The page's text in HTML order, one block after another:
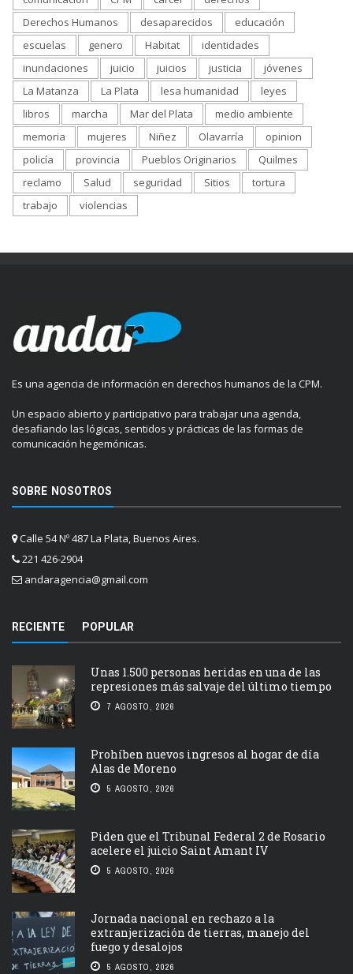
Derechos Humanos
desaparecidos
educación
escuelas
genero Habitat
identidades
inundaciones
juicio juicios justicia
jóvenes
La Matanza
La Plata lesa humanidad
leyes
libros
marcha Mar del Plata
medio ambiente
memoria
mujeres Niñez Olavarría
opinion
policía
provincia Pueblos Originarios
Quilmes
reclamo
Salud seguridad Sitios
tortura
trabajo
violencias
Es una agencia de información en derechos humanos de la CPM.
Un espacio abierto y participativo para trabajar una agenda,
desafiando las lógicas, sentidos y prácticas de las formas de
comunicación hegemónicas.
SOBRE NOSOTROS
Calle 54 Nº 487 La Plata, Buenos Aires.
221 426-2904
andaragencia@gmail.com
RECIENTE POPULAR
Unas 1.500 personas heridas en una de las
represiones más salvaje del último tiempo
7 AGOSTO, 2026
Prohíben nuevos ingresos al hogar de día
Alas de Moreno
5 AGOSTO, 2026
Piden que el Tribunal Federal 2 de Rosario
acelere el juicio Saint Amant IV
5 AGOSTO, 2026
Jornada nacional en rechazo a la
extranjerización de tierras, manejo del
fuego y desalojos
5 AGOSTO, 2026